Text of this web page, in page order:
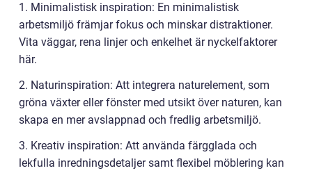
1. Minimalistisk inspiration: En minimalistisk
arbetsmiljö främjar fokus och minskar distraktioner.
Vita väggar, rena linjer och enkelhet är nyckelfaktorer
här.
2. Naturinspiration: Att integrera naturelement, som
gröna växter eller fönster med utsikt över naturen, kan
skapa en mer avslappnad och fredlig arbetsmiljö.
3. Kreativ inspiration: Att använda färgglada och
lekfulla inredningsdetaljer samt flexibel möblering kan